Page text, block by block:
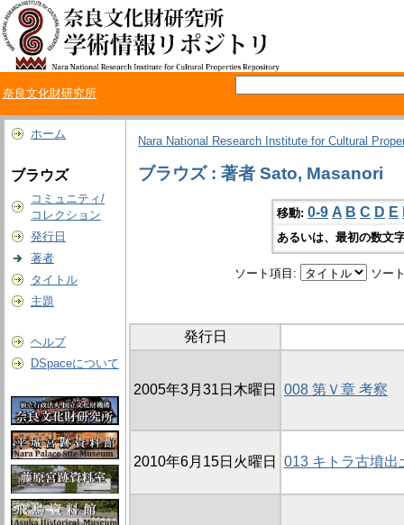
奈良文化財研究所
ホーム
ブラウズ
コミュニティ/
コレクション
発行日
著者
タイトル
主題
ヘルプ
DSpaceについて
Nara National Research Institute for Cultural
ブラウズ : 著者 Sato, Masanori
移動: 0-9 A B C D E
あるいは、最初の数文
ソート項目: ソー
発行日
2005年3月31日木曜日 008 第Ｖ章 考察
2010年6月15日火曜日 013 キトラ古墳出